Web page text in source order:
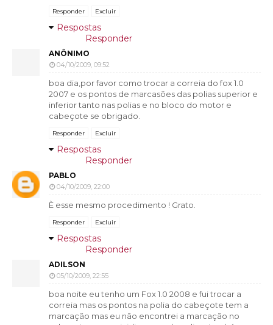
Responder Excluir
Respostas
Responder
ANÔNIMO
04/10/2009, 09:52
boa dia,por favor como trocar a correia do fox 1.0
2007 e os pontos de marcasões das polias superior e
inferior tanto nas polias e no bloco do motor e
cabeçote se obrigado.
Responder Excluir
Respostas
Responder
PABLO
04/10/2009, 22:00
È esse mesmo procedimento ! Grato.
Responder Excluir
Respostas
Responder
ADILSON
05/10/2009, 22:55
boa noite eu tenho um Fox 1.0 2008 e fui trocar a
correia mas os pontos na polia do cabeçote tem a
marcação mas eu não encontrei a marcação no